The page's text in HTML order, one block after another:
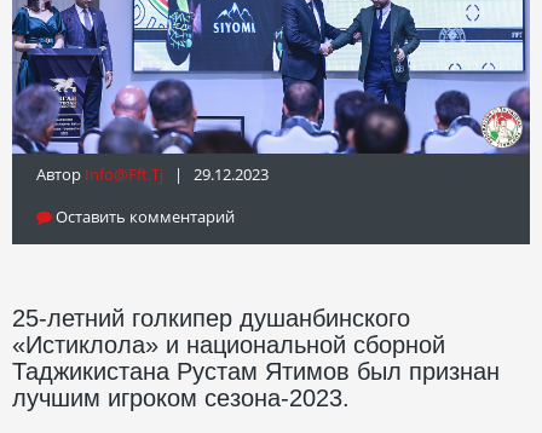
Автор Info@fft.tj | 29.12.2023
Оставить комментарий
25-летний голкипер душанбинского
«Истиклола» и национальной сборной
Таджикистана Рустам Ятимов был признан
лучшим игроком сезона-2023.